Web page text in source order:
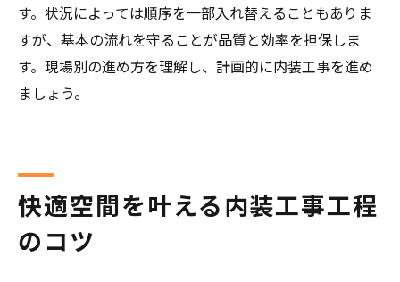
す。状況によっては順序を一部入れ替えることもありま
すが、基本の流れを守ることが品質と効率を担保しま
す。現場別の進め方を理解し、計画的に内装工事を進め
ましょう。
快適空間を叶える内装工事工程
のコツ